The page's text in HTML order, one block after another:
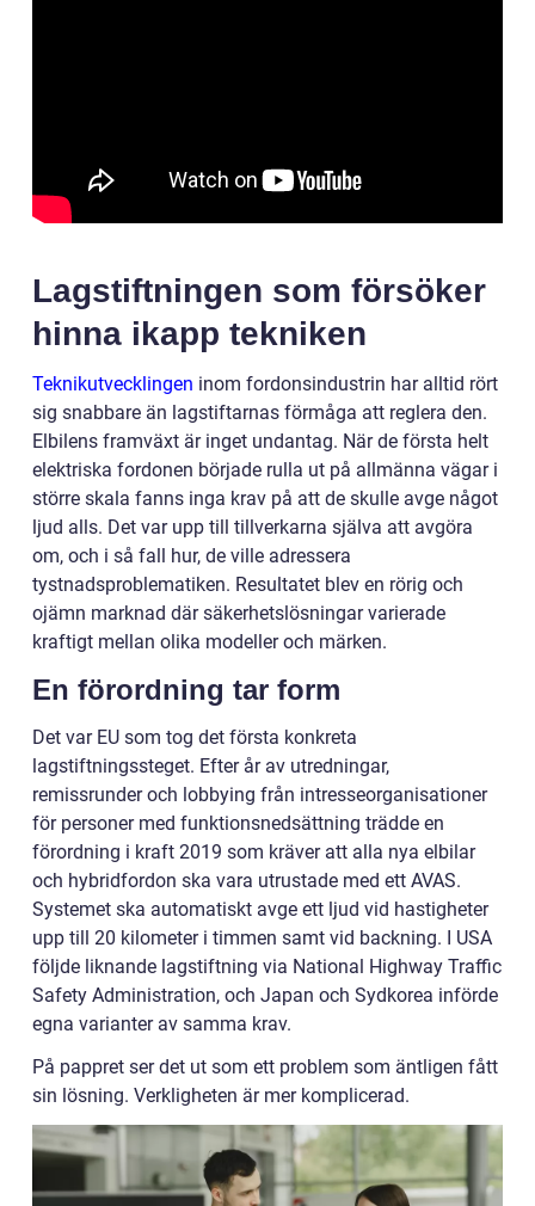
Lagstiftningen som försöker
hinna ikapp tekniken
Teknikutvecklingen inom fordonsindustrin har alltid rört
sig snabbare än lagstiftarnas förmåga att reglera den.
Elbilens framväxt är inget undantag. När de första helt
elektriska fordonen började rulla ut på allmänna vägar i
större skala fanns inga krav på att de skulle avge något
ljud alls. Det var upp till tillverkarna själva att avgöra
om, och i så fall hur, de ville adressera
tystnadsproblematiken. Resultatet blev en rörig och
ojämn marknad där säkerhetslösningar varierade
kraftigt mellan olika modeller och märken.
En förordning tar form
Det var EU som tog det första konkreta
lagstiftningssteget. Efter år av utredningar,
remissrunder och lobbying från intresseorganisationer
för personer med funktionsnedsättning trädde en
förordning i kraft 2019 som kräver att alla nya elbilar
och hybridfordon ska vara utrustade med ett AVAS.
Systemet ska automatiskt avge ett ljud vid hastigheter
upp till 20 kilometer i timmen samt vid backning. I USA
följde liknande lagstiftning via National Highway Traffic
Safety Administration, och Japan och Sydkorea införde
egna varianter av samma krav.
På pappret ser det ut som ett problem som äntligen fått
sin lösning. Verkligheten är mer komplicerad.